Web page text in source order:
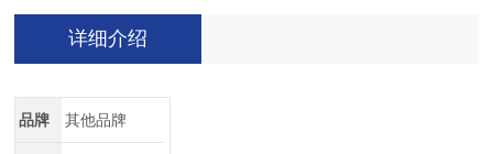
详细介绍
品牌 其他品牌